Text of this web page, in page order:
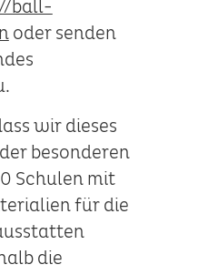
ball-
oder senden
wir dieses
besonderen
Schulen mit
für die
die